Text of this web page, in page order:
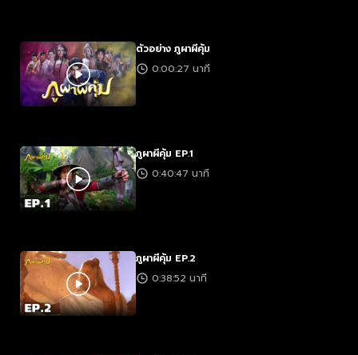
ตัวอย่าง ภูผาผีคุ้ม
0:00:27 นาที
ภูผาผีคุ้ม EP.1
0:40:47 นาที
ภูผาผีคุ้ม EP.2
0:38:52 นาที